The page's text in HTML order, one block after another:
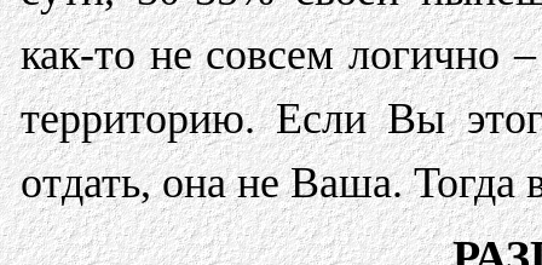
как-то не совсем логично
территорию. Если Вы
отдать, она не Ваша. Тогда